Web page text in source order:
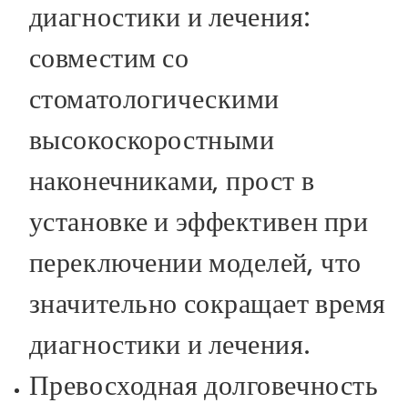
диагностики и лечения:
совместим со
стоматологическими
высокоскоростными
наконечниками, прост в
установке и эффективен при
переключении моделей, что
значительно сокращает время
диагностики и лечения.
Превосходная долговечность